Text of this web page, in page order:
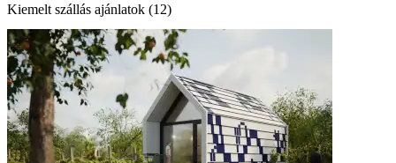
Kiemelt szállás ajánlatok (12)